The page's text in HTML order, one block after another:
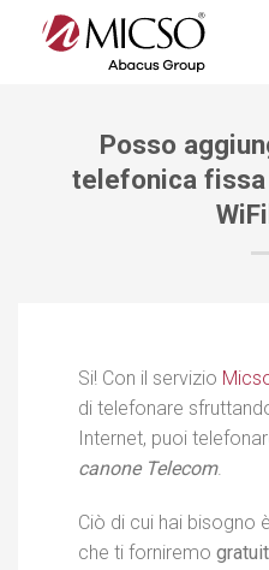
Posso
telefonica
Si! Con il servizio
di telefonare
Internet, puoi
canone Telecom.
Ciò di cui hai bisogno
che ti forniremo